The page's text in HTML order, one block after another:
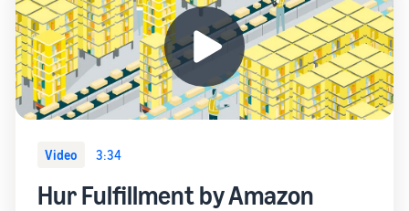
Video 3:34
Hur Fulfillment by Amazon